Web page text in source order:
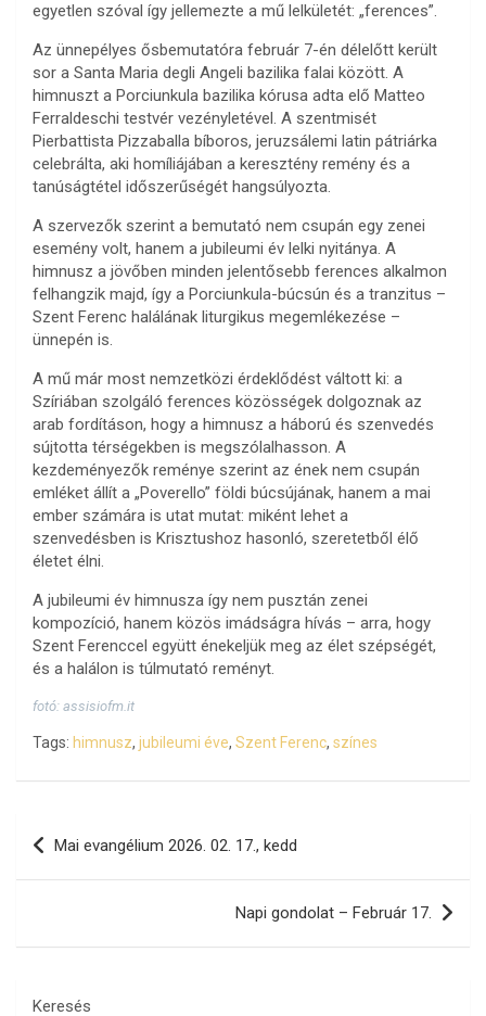
egyetlen szóval így jellemezte a mű lelkületét: „ferences”.
Az ünnepélyes ősbemutatóra február 7-én délelőtt került
sor a Santa Maria degli Angeli bazilika falai között. A
himnuszt a Porciunkula bazilika kórusa adta elő Matteo
Ferraldeschi testvér vezényletével. A szentmisét
Pierbattista Pizzaballa bíboros, jeruzsálemi latin pátriárka
celebrálta, aki homíliájában a keresztény remény és a
tanúságtétel időszerűségét hangsúlyozta.
A szervezők szerint a bemutató nem csupán egy zenei
esemény volt, hanem a jubileumi év lelki nyitánya. A
himnusz a jövőben minden jelentősebb ferences alkalmon
felhangzik majd, így a Porciunkula-búcsún és a tranzitus –
Szent Ferenc halálának liturgikus megemlékezése –
ünnepén is.
A mű már most nemzetközi érdeklődést váltott ki: a
Szíriában szolgáló ferences közösségek dolgoznak az
arab fordításon, hogy a himnusz a háború és szenvedés
sújtotta térségekben is megszólalhasson. A
kezdeményezők reménye szerint az ének nem csupán
emléket állít a „Poverello” földi búcsújának, hanem a mai
ember számára is utat mutat: miként lehet a
szenvedésben is Krisztushoz hasonló, szeretetből élő
életet élni.
A jubileumi év himnusza így nem pusztán zenei
kompozíció, hanem közös imádságra hívás – arra, hogy
Szent Ferenccel együtt énekeljük meg az élet szépségét,
és a halálon is túlmutató reményt.
fotó: assisiofm.it
Tags: himnusz, jubileumi éve, Szent Ferenc, színes
Bejegyzés
navigáció
Mai evangélium 2026. 02. 17., kedd
Napi gondolat – Február 17.
Keresés